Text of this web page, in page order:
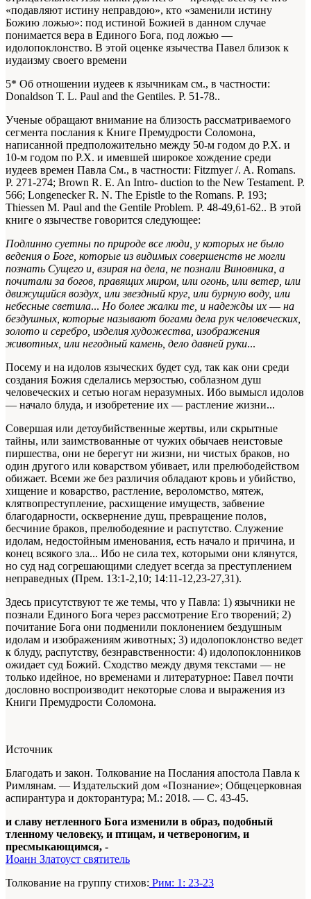
«подавляют истину неправдою», кто «заменили истину
Божию ложью»: под истиной Божией в данном случае
понимается вера в Единого Бога, под ложью —
идолопоклонство. В этой оценке язычества Павел близок к
иудаизму своего времени
5* Об отношении иудеев к язычникам см., в частности:
Donaldson Т. L. Paul and the Gentiles. P. 51-78..
Ученые обращают внимание на близость рассматриваемого
сегмента послания к Книге Премудрости Соломона,
написанной предположительно между 50-м годом до Р.Х. и
10-м годом по Р.Х. и имевшей широкое хождение среди
иудеев времен Павла См., в частности: Fitzmyer /. A. Romans.
P. 271-274; Brown R. E. An Intro- duction to the New Testament. P.
566; Longenecker R. N. The Epistle to the Romans. P. 193;
Thiessen M. Paul and the Gentile Problem. P. 48-49,61-62.. В этой
книге о язычестве говорится следующее:
Подлинно суетны по природе все люди, у которых не было
ведения о Боге, которые из видимых совершенств не могли
познать Сущего и, взирая на дела, не познали Виновника, а
почитали за богов, правящих миром, или огонь, или ветер, или
движущийся воздух, или звездный круг, или бурную воду, или
небесные светила... Но более жалки те, и надежды их — на
бездушных, которые называют богами дела рук человеческих,
золото и серебро, изделия художества, изображения
животных, или негодный камень, дело давней руки...
Посему и на идолов языческих будет суд, так как они среди
создания Божия сделались мерзостью, соблазном душ
человеческих и сетью ногам неразумных. Ибо вымысл идолов
— начало блуда, и изобретение их — растление жизни...
Совершая или детоубийственные жертвы, или скрытные
тайны, или заимствованные от чужих обычаев неистовые
пиршества, они не берегут ни жизни, ни чистых браков, но
один другого или коварством убивает, или прелюбодейством
обижает. Всеми же без различия обладают кровь и убийство,
хищение и коварство, растление, вероломство, мятеж,
клятвопреступление, расхищение имуществ, забвение
благодарности, осквернение душ, превращение полов,
бесчиние браков, прелюбодеяние и распутство. Служение
идолам, недостойным именования, есть начало и причина, и
конец всякого зла... Ибо не сила тех, которыми они клянутся,
но суд над согрешающими следует всегда за преступлением
неправедных (Прем. 13:1-2,10; 14:11-12,23-27,31).
Здесь присутствуют те же темы, что у Павла: 1) язычники не
познали Единого Бога через рассмотрение Его творений; 2)
почитание Бога они подменили поклонением бездушным
идолам и изображениям животных; 3) идолопоклонство ведет
к блуду, распутству, безнравственности: 4) идолопоклонников
ожидает суд Божий. Сходство между двумя текстами — не
только идейное, но временами и литературное: Павел почти
дословно воспроизводит некоторые слова и выражения из
Книги Премудрости Соломона.
Источник
Благодать и закон. Толкование на Послания апостола Павла к
Римлянам. — Издательский дом «Познание»; Общецерковная
аспирантура и докторантура; М.: 2018. — С. 43-45.
и славу нетленного Бога изменили в образ, подобный
тленному человеку, и птицам, и четвероногим, и
пресмыкающимся, -
Иоанн Златоуст святитель
Толкование на группу стихов: Рим: 1: 23-23